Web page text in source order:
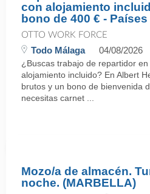
con alojamiento
bono de 400 € -
OTTO WORK FORCE
Todo Málaga 04/08/2026
¿Buscas trabajo de repartidor
alojamiento incluido? En Albert
brutos y un bono de bienvenida
necesitas carnet ...
Mozo/a de almacén.
noche. (MARBELLA)